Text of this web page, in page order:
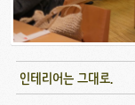
인테리어는 그대로.